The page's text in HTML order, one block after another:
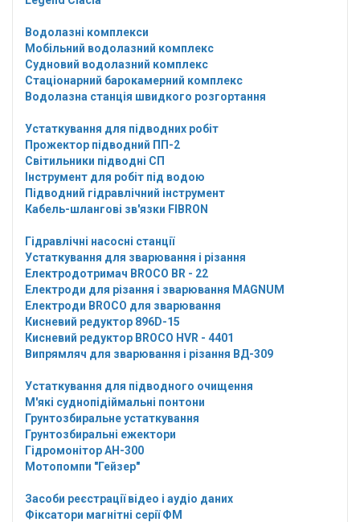
Водолазні комплекси
Мобільний водолазний комплекс
Судновий водолазний комплекс
Стаціонарний барокамерний комплекс
Водолазна станція швидкого розгортання
Устаткування для підводних робіт
Прожектор підводний ПП-2
Світильники підводні СП
Інструмент для робіт під водою
Підводний гідравлічний інструмент
Кабель-шлангові зв'язки FIBRON
Гідравлічні насосні станції
Устаткування для зварювання і різання
Електродотримач BROCO BR - 22
Електроди для різання і зварювання MAGNUM
Електроди BROCO для зварювання
Кисневий редуктор 896D-15
Кисневий редуктор BROCO HVR - 4401
Випрямляч для зварювання і різання ВД-309
Устаткування для підводного очищення
М'які суднопідіймальні понтони
Грунтозбиральне устаткування
Грунтозбиральні ежектори
Гідромонітор АН-300
Мотопомпи "Гейзер"
Засоби реєстрації відео і аудіо даних
Фіксатори магнітні серії ФМ